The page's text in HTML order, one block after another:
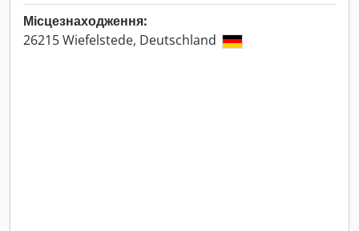
Місцезнаходження:
26215 Wiefelstede, Deutschland